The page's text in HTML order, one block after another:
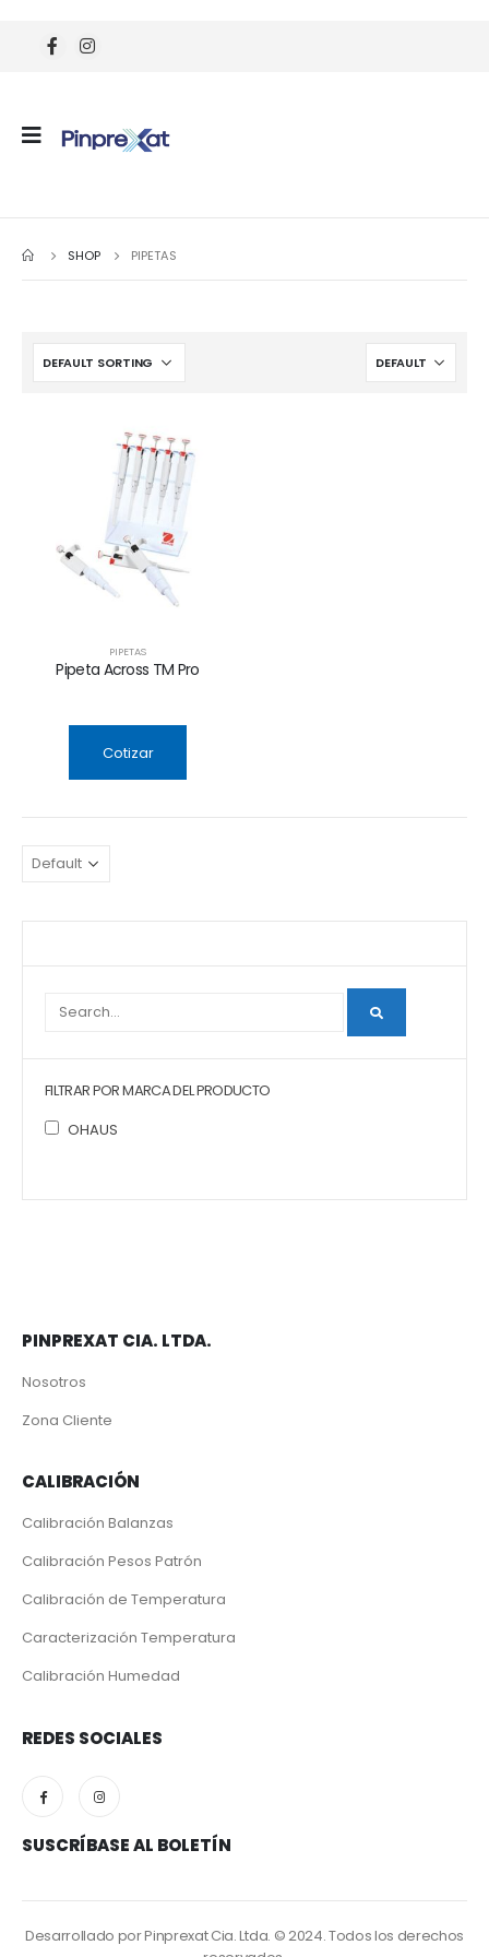
SHOP PIPETAS
PIPETAS
Pipeta Across TM Pro
Cotizar
FILTRAR POR MARCA DEL PRODUCTO
OHAUS
PINPREXAT CIA. LTDA.
Nosotros
Zona Cliente
CALIBRACIÓN
Calibración Balanzas
Calibración Pesos Patrón
Calibración de Temperatura
Caracterización Temperatura
Calibración Humedad
REDES SOCIALES
SUSCRÍBASE AL BOLETÍN
Desarrollado por Pinprexat Cia. Ltda. © 2024. Todos los derechos